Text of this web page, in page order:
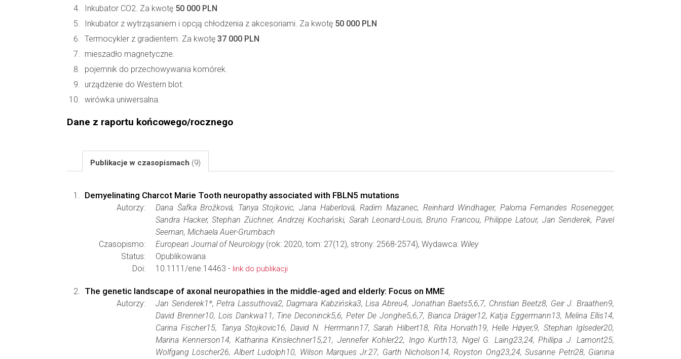
Inkubator CO2. Za kwotę 50 000 PLN
Inkubator z wytrząsaniem i opcją chłodzenia z akcesoriami. Za kwotę 50 000 PLN
Termocykler z gradientem. Za kwotę 37 000 PLN
mieszadło magnetyczne.
pojemnik do przechowywania komórek.
urządzenie do Western blot.
wirówka uniwersalna.
Dane z raportu końcowego/rocznego
Publikacje w czasopismach (9)
Demyelinating Charcot Marie Tooth neuropathy associated with FBLN5 mutations
Autorzy:
Dana Šafka Brožková, Tanya Stojkovic, Jana Haberlová, Radim Mazanec, Reinhard Windhager, Paloma Fernandes Rosenegger,
Sandra Hacker, Stephan Züchner, Andrzej Kochański, Sarah Leonard-Louis, Bruno Francou, Philippe Latour, Jan Senderek, Pavel
Seeman, Michaela Auer-Grumbach
Czasopismo:
European Journal of Neurology(rok: 2020, tom: 27(12), strony: 2568-2574), Wydawca: Wiley
Status:
Opublikowana
Doi:
10.1111/ene.14463 - link do publikacji
The genetic landscape of axonal neuropathies in the middle-aged and elderly: Focus on MME
Autorzy:
Jan Senderek1*, Petra Lassuthova2, Dagmara Kabzińska3, Lisa Abreu4, Jonathan Baets5,6,7, Christian Beetz8, Geir J. Braathen9,
David Brenner10, Lois Dankwa11, Tine Deconinck5,6, Peter De Jonghe5,6,7, Bianca Dräger12, Katja Eggermann13, Melina Ellis14,
Carina Fischer15, Tanya Stojkovic16, David N. Herrmann17, Sarah Hilbert18, Rita Horvath19, Helle Høyer,9, Stephan Iglseder20,
Marina Kennerson14, Katharina Kinslechner15,21, Jennefer Kohler22, Ingo Kurth13, Nigel G. Laing23,24, Phillipa J. Lamont25,
Wolfgang Löscher26, Albert Ludolph10, Wilson Marques Jr.27, Garth Nicholson14, Royston Ong23,24, Susanne Petri28, Gianina